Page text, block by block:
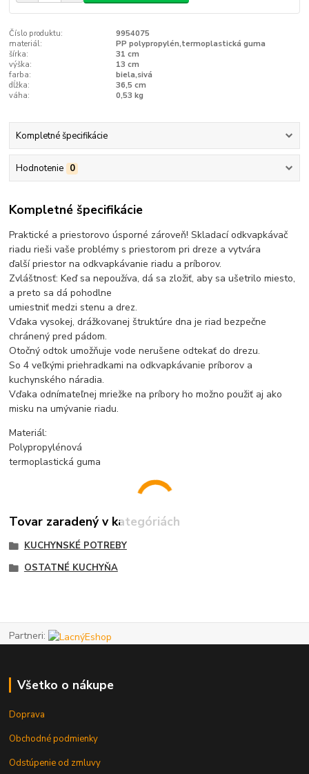
Číslo produktu:
9954075
materiál:
PP polypropylén,termoplastická guma
šírka:
31 cm
výška:
13 cm
farba:
biela,sivá
dĺžka:
36,5 cm
váha:
0,53 kg
Kompletné špecifikácie
Hodnotenie 0
Kompletné špecifikácie
Praktické a priestorovo úsporné zároveň! Skladací odkvapkávač
riadu rieši vaše problémy s priestorom pri dreze a vytvára
ďalší priestor na odkvapkávanie riadu a príborov.
Zvláštnosť: Keď sa nepoužíva, dá sa zložiť, aby sa ušetrilo miesto,
a preto sa dá pohodlne
umiestniť medzi stenu a drez.
Vďaka vysokej, drážkovanej štruktúre dna je riad bezpečne
chránený pred pádom.
Otočný odtok umožňuje vode nerušene odtekať do drezu.
So 4 veľkými priehradkami na odkvapkávanie príborov a
kuchynského náradia.
Vďaka odnímateľnej mriežke na príbory ho možno použiť aj ako
misku na umývanie riadu.
Materiál:
Polypropylénová
termoplastická guma
Tovar zaradený v kategóriách
KUCHYNSKÉ POTREBY
OSTATNÉ KUCHYŇA
Partneri:
Všetko o nákupe
Doprava
Obchodné podmienky
Odstúpenie od zmluvy